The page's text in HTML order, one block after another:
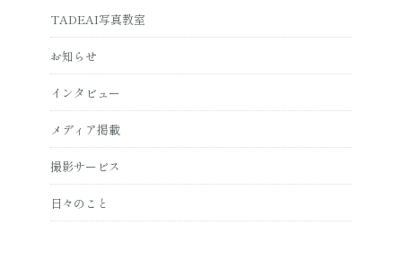
TADEAI写真教室
お知らせ
インタビュー
メディア掲載
撮影サービス
日々のこと